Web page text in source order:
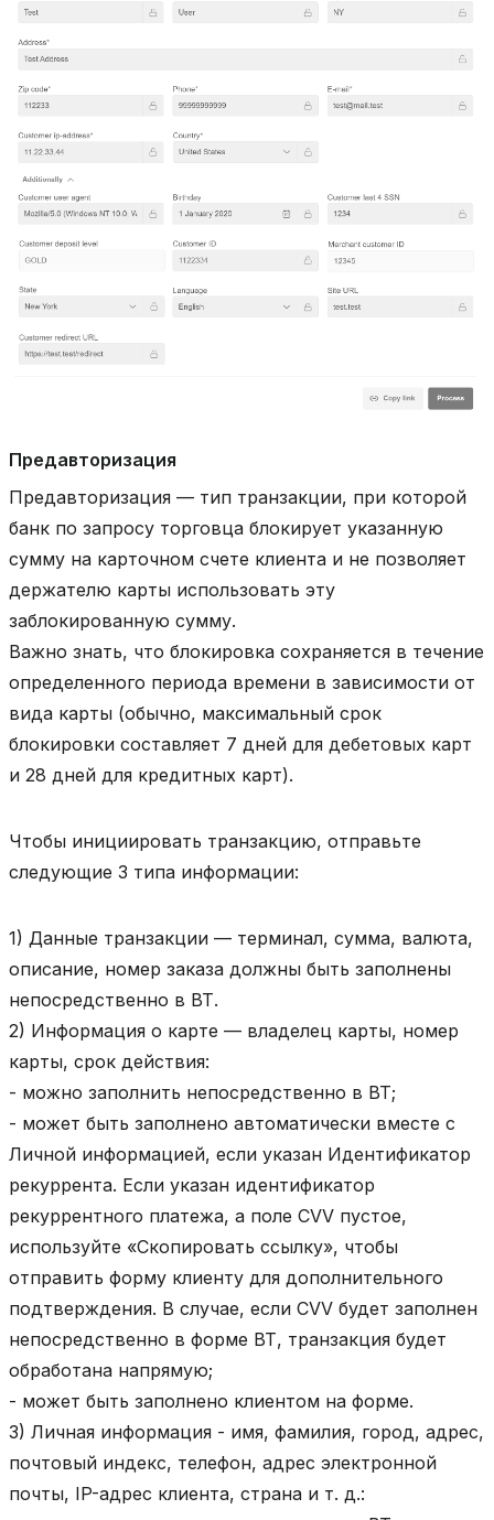
Предавторизация
Предавторизация — тип транзакции, при которой
банк по запросу торговца блокирует указанную
сумму на карточном счете клиента и не позволяет
держателю карты использовать эту
заблокированную сумму.
Важно знать, что блокировка сохраняется в течение
определенного периода времени в зависимости от
вида карты (обычно, максимальный срок
блокировки составляет 7 дней для дебетовых карт
и 28 дней для кредитных карт).
Чтобы инициировать транзакцию, отправьте
следующие 3 типа информации:
1) Данные транзакции — терминал, сумма, валюта,
описание, номер заказа должны быть заполнены
непосредственно в ВТ.
2) Информация о карте — владелец карты, номер
карты, срок действия:
- можно заполнить непосредственно в ВТ;
- может быть заполнено автоматически вместе с
Личной информацией, если указан Идентификатор
рекуррента. Если указан идентификатор
рекуррентного платежа, а поле CVV пустое,
используйте «Cкопировать ссылку», чтобы
отправить форму клиенту для дополнительного
подтверждения. В случае, если CVV будет заполнен
непосредственно в форме ВТ, транзакция будет
обработана напрямую;
- может быть заполнено клиентом на форме.
3) Личная информация - имя, фамилия, город, адрес,
почтовый индекс, телефон, адрес электронной
почты, IP-адрес клиента, страна и т. д.: